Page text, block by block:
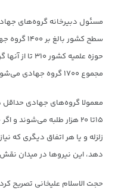
مسئول دبیرخانه گروه‌های
حوزه علمیه
مجموع ۱۷۰۰ گروه جهادی می‌شود.
معمولا گروه‌های جهادی
۱۵تا ۲۰ هزار طلبه‌ می‌شوند
زلزله و یا هر اتفاق دیگری که
دهد، این نیروها در میدان
حجت الاسلام علیخانی تصریح